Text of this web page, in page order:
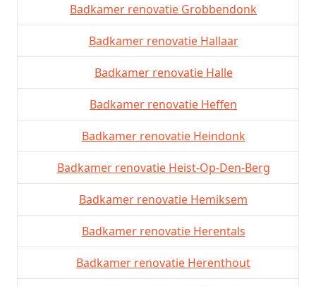
Badkamer renovatie Grobbendonk
Badkamer renovatie Hallaar
Badkamer renovatie Halle
Badkamer renovatie Heffen
Badkamer renovatie Heindonk
Badkamer renovatie Heist-Op-Den-Berg
Badkamer renovatie Hemiksem
Badkamer renovatie Herentals
Badkamer renovatie Herenthout